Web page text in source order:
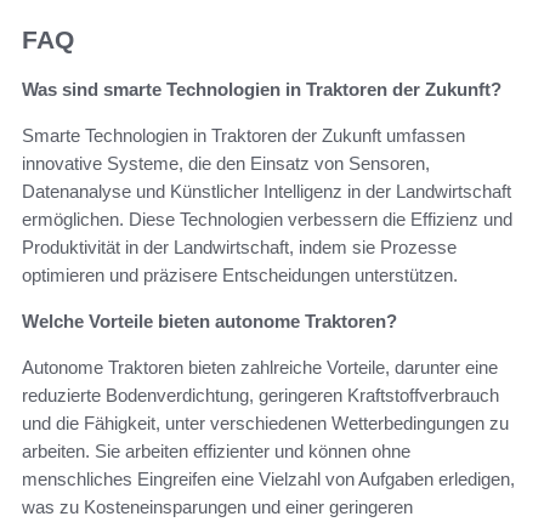
FAQ
Was sind smarte Technologien in Traktoren der Zukunft?
Smarte Technologien in Traktoren der Zukunft umfassen
innovative Systeme, die den Einsatz von Sensoren,
Datenanalyse und Künstlicher Intelligenz in der Landwirtschaft
ermöglichen. Diese Technologien verbessern die Effizienz und
Produktivität in der Landwirtschaft, indem sie Prozesse
optimieren und präzisere Entscheidungen unterstützen.
Welche Vorteile bieten autonome Traktoren?
Autonome Traktoren bieten zahlreiche Vorteile, darunter eine
reduzierte Bodenverdichtung, geringeren Kraftstoffverbrauch
und die Fähigkeit, unter verschiedenen Wetterbedingungen zu
arbeiten. Sie arbeiten effizienter und können ohne
menschliches Eingreifen eine Vielzahl von Aufgaben erledigen,
was zu Kosteneinsparungen und einer geringeren